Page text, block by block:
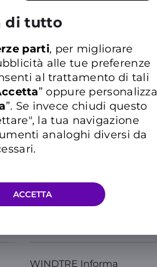
di tutto
parti, per migliorare
alle tue preferenze
al trattamento di tali
” oppure personalizza
”. Se invece chiudi questo
la tua navigazione
analoghi diversi da
ACCETTA
WINDTRE Informa